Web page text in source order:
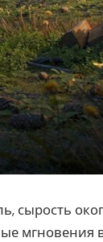
сырость
мгновения